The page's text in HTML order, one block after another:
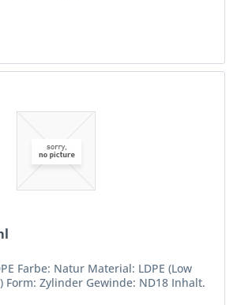
Farbe: Natur Material: LDPE (Low
Form: Zylinder Gewinde: ND18 Inhalt.